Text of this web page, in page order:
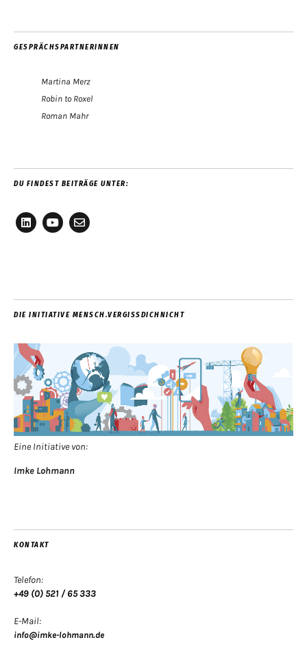
GESPRÄCHSPARTNERINNEN
Martina Merz
Robin to Roxel
Roman Mahr
DU FINDEST BEITRÄGE UNTER:
DIE INITIATIVE MENSCH.VERGISSDICHNICHT
Eine Initiative von:
Imke Lohmann
KONTAKT
Telefon:
+49 (0) 521 / 65 333
E-Mail:
info@imke-lohmann.de